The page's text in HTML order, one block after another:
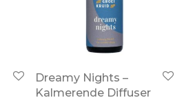
Dreamy Nights –
Kalmerende Diffuser